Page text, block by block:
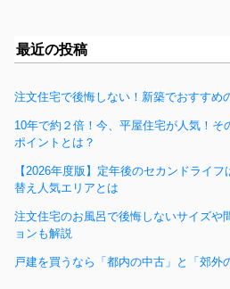
最近の投稿
注文住宅で後悔しない！新築でおすすめ
10年で約２倍！今、平屋住宅が人気！そ
ポイントとは？
【2026年度版】定年後のセカンドライ
替え人気エリアとは
注文住宅のお風呂で後悔しないサイズや
ョンも解説
戸建を買うなら「都内の中古」と「郊外